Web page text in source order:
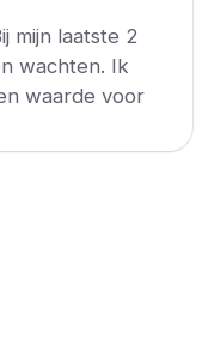
mijn laatste 2
wachten. Ik
waarde voor